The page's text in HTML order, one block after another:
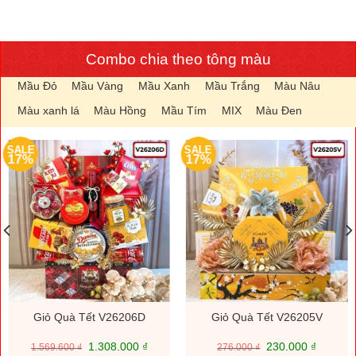
Combo chia theo tông màu
Mầu Đỏ Mầu Vàng Mầu Xanh Mầu Trắng
Màu Nâu
Màu xanh lá
Màu Hồng Mầu Tím MIX Màu Đen
SALE
17%
Giỏ Quà Tết V26206D
1.569.600₫
Giá
1.308.000 ₫Giá
SALE
17%
Giỏ Quà Tết V26205V
276.000₫
Giá
230.000 ₫Giá